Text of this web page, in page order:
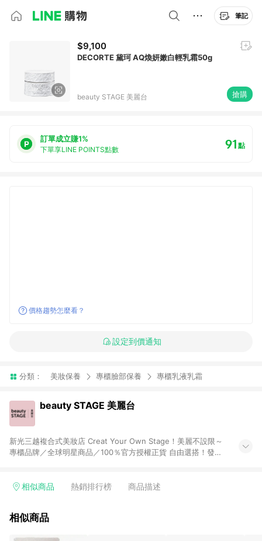
筆記
$9,100
DECORTE 黛珂 AQ煥妍嫩白輕乳霜50g
beauty STAGE 美麗台 搶購
訂單成立賺1%
下單享LINE POINTS點數 91點
價格趨勢怎麼看？
設定到價通知
分類： 美妝保養 專櫃臉部保養 專櫃乳液乳霜
beauty STAGE 美麗台
新光三越複合式美妝店 Creat Your Own Stage！美麗不設限～
專櫃品牌／全球明星商品／100％官方授權正貨 自由選搭！發覺
相似商品 熱銷排行榜 商品描述
相似商品